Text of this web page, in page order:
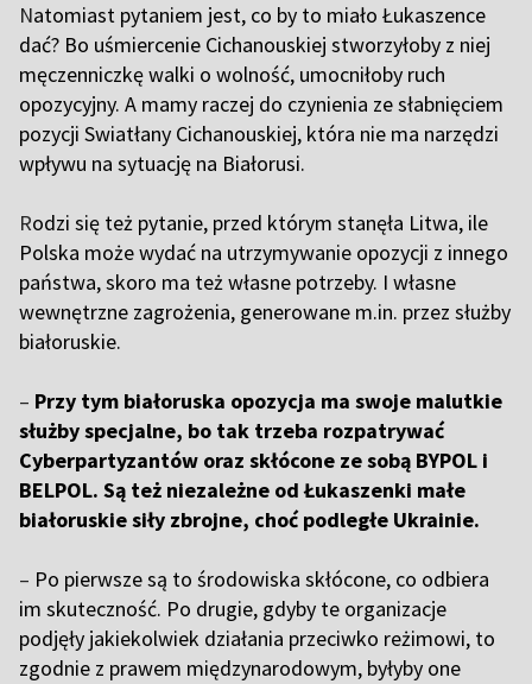
Natomiast pytaniem jest, co by to miało Łukaszence
dać? Bo uśmiercenie Cichanouskiej stworzyłoby z niej
męczenniczkę walki o wolność, umocniłoby ruch
opozycyjny. A mamy raczej do czynienia ze słabnięciem
pozycji Swiatłany Cichanouskiej, która nie ma narzędzi
wpływu na sytuację na Białorusi.
Rodzi się też pytanie, przed którym stanęła Litwa, ile
Polska może wydać na utrzymywanie opozycji z innego
państwa, skoro ma też własne potrzeby. I własne
wewnętrzne zagrożenia, generowane m.in. przez służby
białoruskie.
– Przy tym białoruska opozycja ma swoje malutkie
służby specjalne, bo tak trzeba rozpatrywać
Cyberpartyzantów oraz skłócone ze sobą BYPOL i
BELPOL. Są też niezależne od Łukaszenki małe
białoruskie siły zbrojne, choć podległe Ukrainie.
– Po pierwsze są to środowiska skłócone, co odbiera
im skuteczność. Po drugie, gdyby te organizacje
podjęły jakiekolwiek działania przeciwko reżimowi, to
zgodnie z prawem międzynarodowym, byłyby one